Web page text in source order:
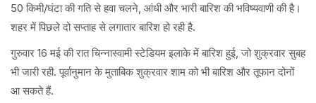
50 किमी/घंटा की गति से हवा चलने, आंधी और भारी बारिश की भविष्यवाणी की है।
शहर में पिछले दो सप्ताह से लगातार बारिश हो रही है.
गुरुवार 16 मई की रात चिन्नास्वामी स्टेडियम इलाके में बारिश हुई, जो शुक्रवार सुबह
भी जारी रही. पूर्वानुमान के मुताबिक शुक्रवार शाम को भी बारिश और तूफान दोनों
आ सकते हैं.